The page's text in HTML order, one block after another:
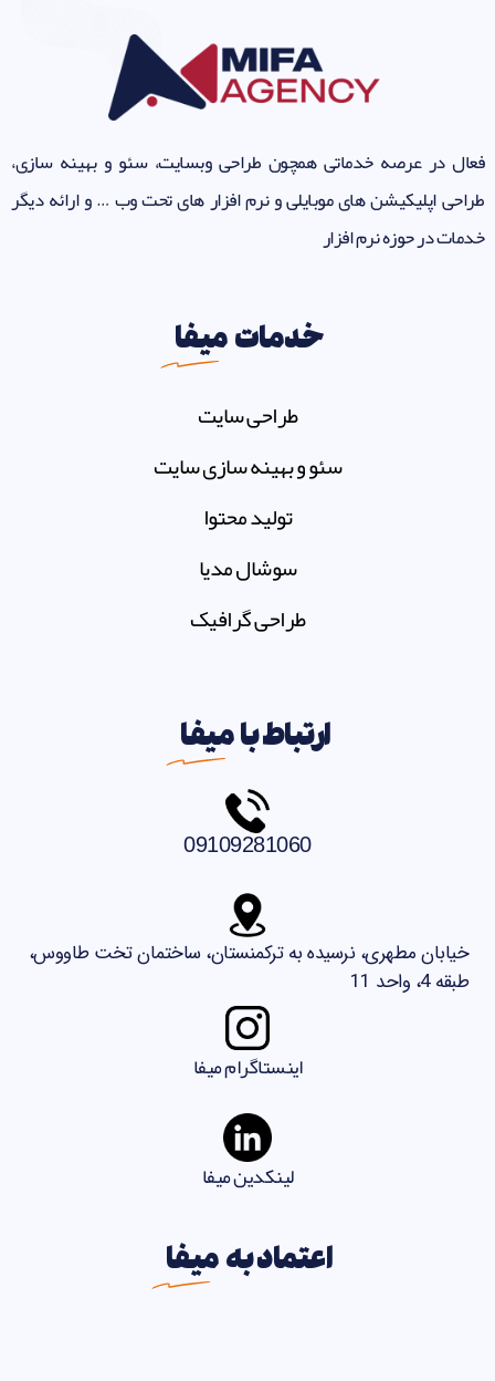
فعال در عرصه خدماتی همچون طراحی وبسایت، سئو و بهینه سازی،
طراحی اپلیکیشن های موبایلی و نرم افزار های تحت وب … و ارائه دیگر
خدمات در حوزه نرم افزار
خدماتمیفا
طراحی سایت
سئو و بهینه سازی سایت
تولید محتوا
سوشال مدیا
طراحی گرافیک
ارتباط بامیفا
09109281060
خیابان مطهری، نرسیده به ترکمنستان، ساختمان تخت طاووس،
طبقه 4، واحد 11
اینستاگرام میفا
لینکدین میفا
اعتماد بهمیفا